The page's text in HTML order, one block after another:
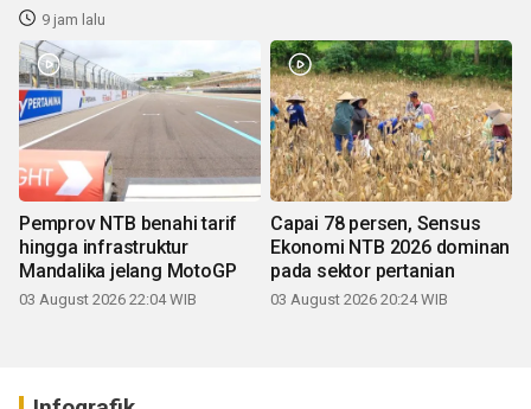
9 jam lalu
Pemprov NTB benahi tarif
hingga infrastruktur
Mandalika jelang MotoGP
03 August 2026 22:04 WIB
Capai 78 persen, Sensus
Ekonomi NTB 2026 dominan
pada sektor pertanian
03 August 2026 20:24 WIB